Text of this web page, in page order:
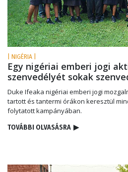
| NIGÉRIA |
Egy nigériai emberi jogi
szenvedélyét sokak
Duke Ifeaka nigériai emberi jogi
tartott és tantermi órákon keresztül
folytatott kampányában.
TOVÁBBI OLVASÁSRA ▶